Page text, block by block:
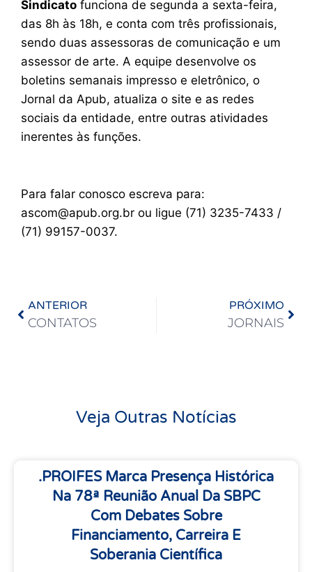
Sindicato funciona de segunda a sexta-feira,
das 8h às 18h, e conta com três profissionais,
sendo duas assessoras de comunicação e um
assessor de arte. A equipe desenvolve os
boletins semanais impresso e eletrônico, o
Jornal da Apub, atualiza o site e as redes
sociais da entidade, entre outras atividades
inerentes às funções.
Para falar conosco escreva para:
ascom@apub.org.br ou ligue (71) 3235-7433 /
(71) 99157-0037.
ANTERIOR
CONTATOS
PRÓXIMO
JORNAIS
Veja Outras Notícias
.PROIFES Marca Presença Histórica
Na 78ª Reunião Anual Da SBPC
Com Debates Sobre
Financiamento, Carreira E
Soberania Científica